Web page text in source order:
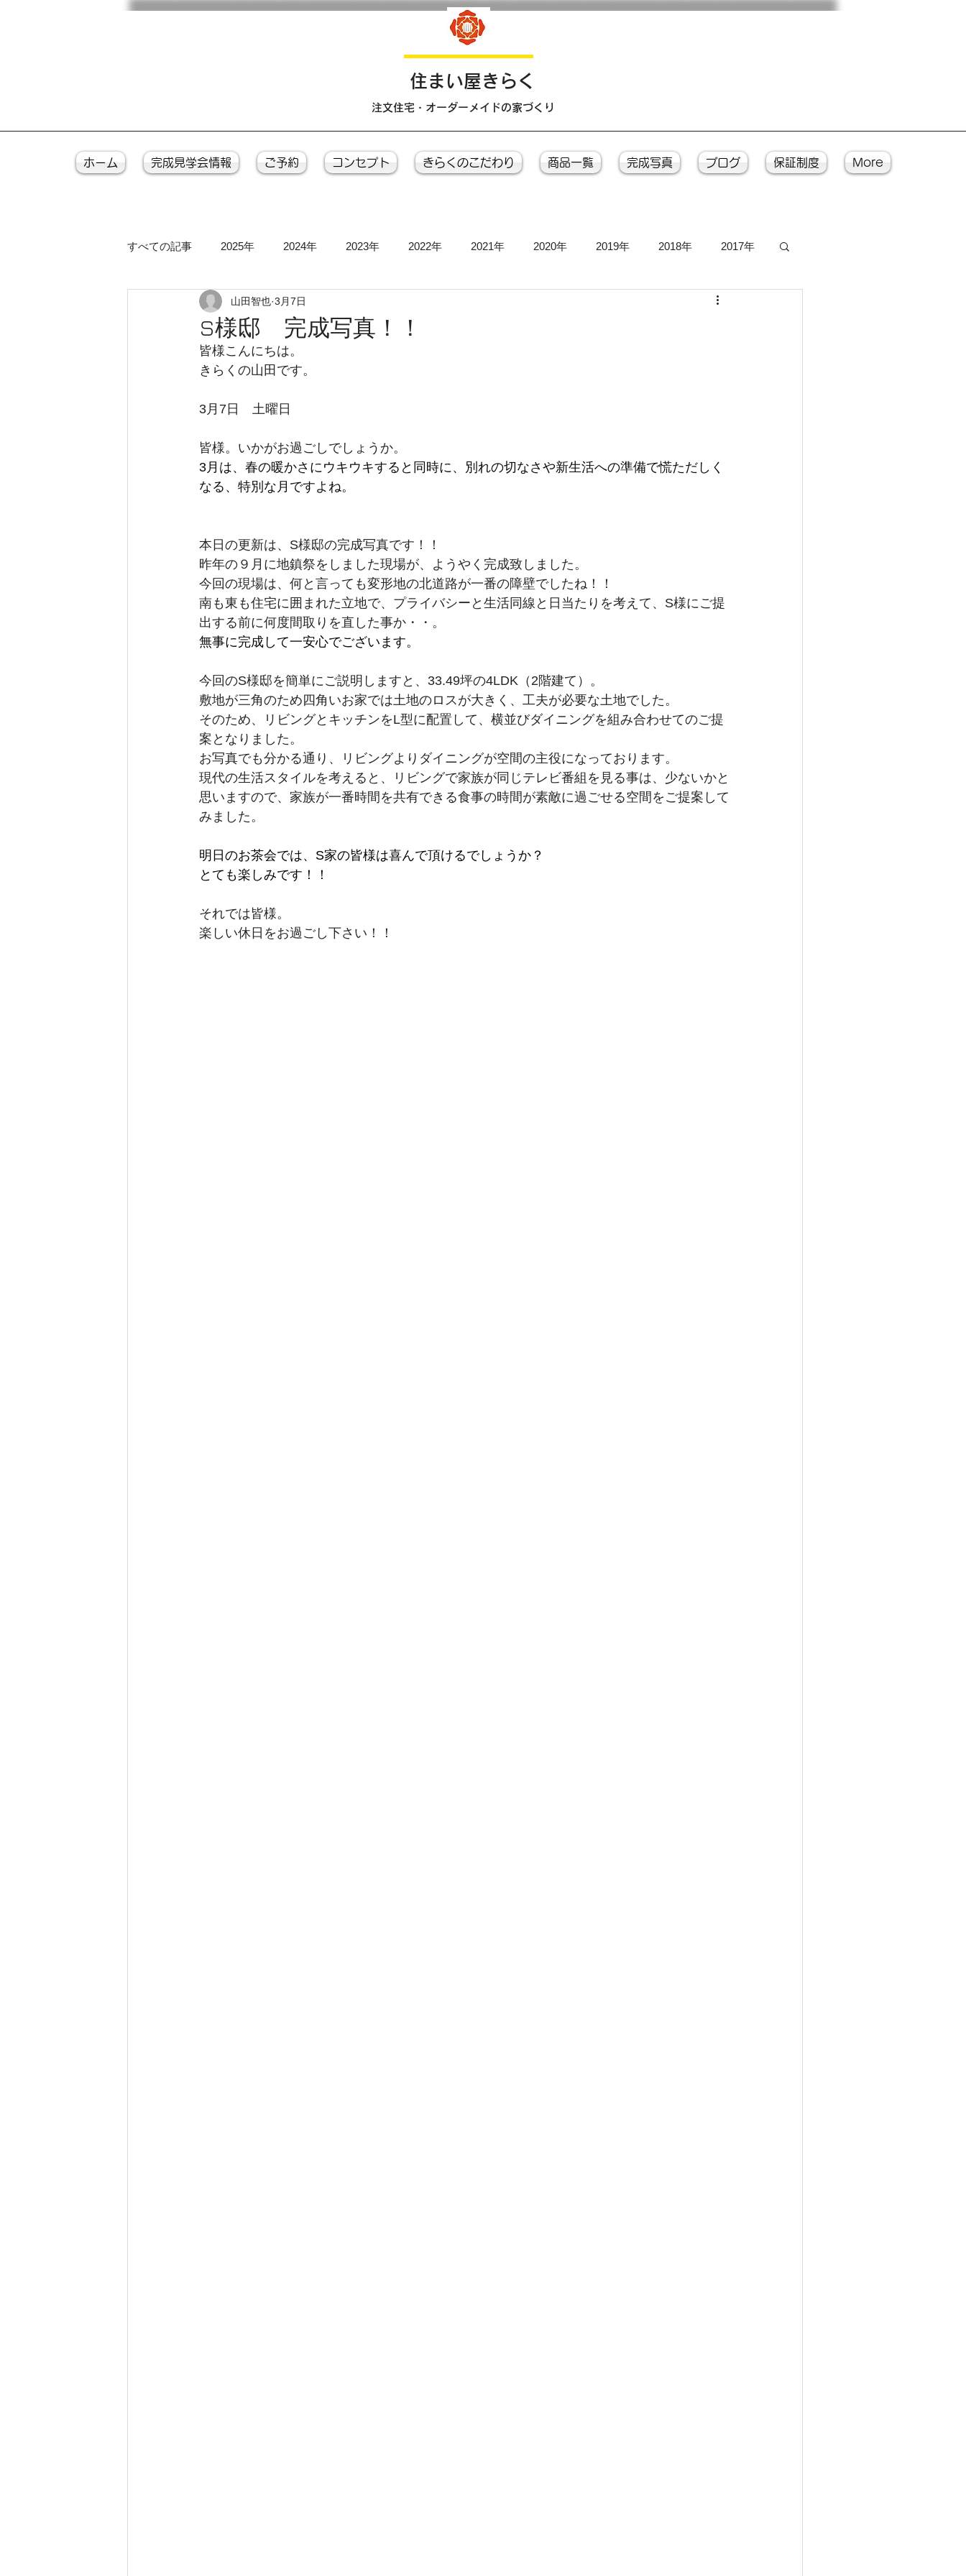
​住まい屋きらく
注文住宅・オーダーメイドの家づくり
ホーム 完成見学会情報 ご予約 コンセプト きらくのこだわり 商品一覧 完成写真 ブログ 保証制度 More
すべての記事 2025年 2024年 2023年 2022年 2021年 2020年 2019年 2018年 2017年
2015年 2014年 入魂式
大工工事
きらく 新事務所工事
S様邸 完成写真！！
山田智也 3月7日
皆様こんにちは。
きらくの山田です。
3月7日　土曜日
皆様。いかがお過ごしでしょうか。
3月は、春の暖かさにウキウキすると同時に、別れの切なさや新生活への準備で慌ただしく
なる、特別な月ですよね。
本日の更新は、S様邸の完成写真です！！
昨年の９月に地鎮祭をしました現場が、ようやく完成致しました。
今回の現場は、何と言っても変形地の北道路が一番の障壁でしたね！！
南も東も住宅に囲まれた立地で、プライバシーと生活同線と日当たりを考えて、S様にご提
出する前に何度間取りを直した事か・・。
無事に完成して一安心でございます。
今回のS様邸を簡単にご説明しますと、33.49坪の4LDK（2階建て）。
敷地が三角のため四角いお家では土地のロスが大きく、工夫が必要な土地でした。
そのため、リビングとキッチンをL型に配置して、横並びダイニングを組み合わせてのご提
案となりました。
お写真でも分かる通り、リビングよりダイニングが空間の主役になっております。
現代の生活スタイルを考えると、リビングで家族が同じテレビ番組を見る事は、少ないかと
思いますので、家族が一番時間を共有できる食事の時間が素敵に過ごせる空間をご提案して
みました。
明日のお茶会では、S家の皆様は喜んで頂けるでしょうか？
とても楽しみです！！
それでは皆様。
楽しい休日をお過ごし下さい！！